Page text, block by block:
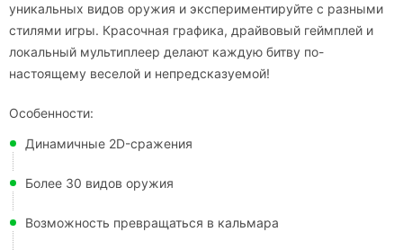
уникальных видов оружия и экспериментируйте с разными
стилями игры. Красочная графика, драйвовый геймплей и
локальный мультиплеер делают каждую битву по-
настоящему веселой и непредсказуемой!
Особенности:
Динамичные 2D-сражения
Более 30 видов оружия
Возможность превращаться в кальмара